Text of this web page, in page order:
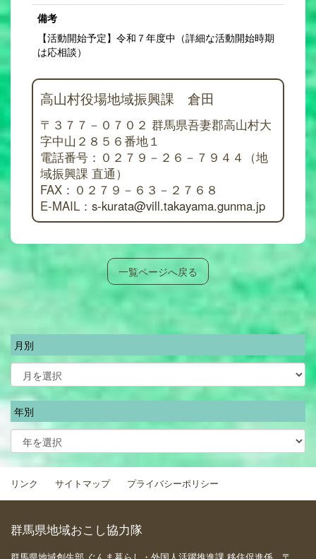
備考
【活動開始予定】令和７年度中（詳細な活動開始時期
は応相談）
高山村役場地域振興課 倉田
〒３７７－０７０２ 群馬県吾妻郡高山村大
字中山２８５６番地１
電話番号：０２７９－２６－７９４４（地
域振興課 直通）
FAX：０２７９－６３－２７６８
E-MAIL： s-kurata@vill.takayama.gunma.jp
一覧ページへ戻る
月別
年別
リンク サイトマップ プライバシーポリシー
群馬県地域おこし協力隊